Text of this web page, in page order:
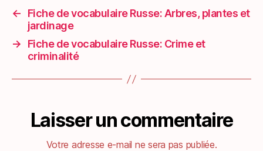
←
Fiche de vocabulaire Russe: Arbres, plantes et
jardinage
→
Fiche de vocabulaire Russe: Crime et
criminalité
Laisser un commentaire
Votre adresse e-mail ne sera pas publiée.